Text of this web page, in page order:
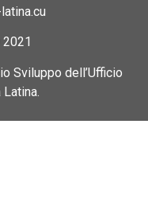
Sviluppo dell’Ufficio